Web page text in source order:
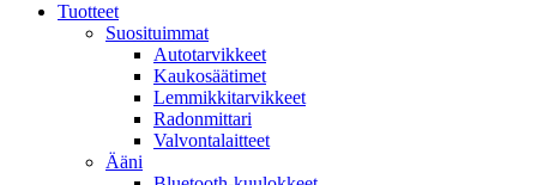
Tuotteet
Suosituimmat
Autotarvikkeet
Kaukosäätimet
Lemmikkitarvikkeet
Radonmittari
Valvontalaitteet
Ääni